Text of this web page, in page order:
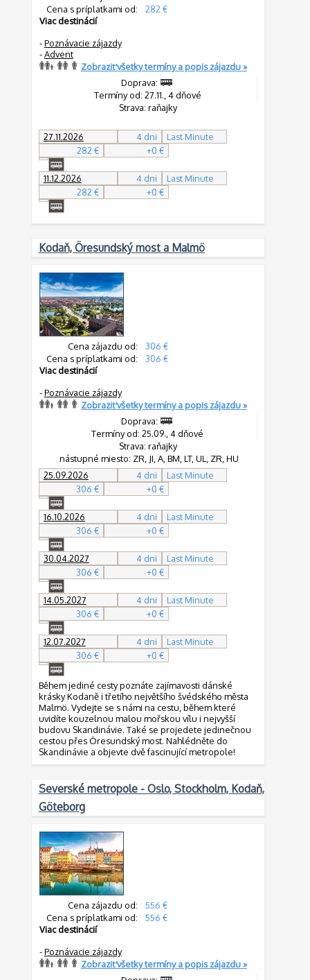
Cena s príplatkami od:
282 €
Viac destinácií
-Poznávacie zájazdy
-Advent
Zobraziť všetky termíny a popis zájazdu »
Doprava:
Termíny od: 27.11., 4 dňové
Strava: raňajky
27.11.2026 4 dni
Last Minute
282 €
+0 €
11.12.2026 4 dni
Last Minute
282 €
+0 €
Kodaň, Öresundský most a Malmö
Cena zájazdu od:
306 €
Cena s príplatkami od:
306 €
Viac destinácií
-Poznávacie zájazdy
Zobraziť všetky termíny a popis zájazdu »
Doprava:
Termíny od: 25.09., 4 dňové
Strava: raňajky
nástupné miesto: ZR, JI, A, BM, LT, UL, ZR, HU
25.09.2026
4 dni
Last Minute
306 €
+0 €
16.10.2026 4 dni
Last Minute
306 €
+0 €
30.04.2027 4 dni
Last Minute
306 €
+0 €
14.05.2027 4 dni
Last Minute
306 €
+0 €
12.07.2027 4 dni
Last Minute
306 €
+0 €
Během jediné cesty poznáte zajímavosti dánské
krásky Kodaně i třetího největšího švédského města
Malmö. Vydejte se s námi na cestu, během které
uvidíte kouzelnou malou mořskou vílu i nejvyšší
budovu Skandinávie. Také se projedete jedinečnou
cestou přes Öresundský most. Nahlédněte do
Skandinávie a objevte dvě fascinující metropole!
Severské metropole - Oslo, Stockholm, Kodaň,
Göteborg
Cena zájazdu od:
556 €
Cena s príplatkami od:
556 €
Viac destinácií
-Poznávacie zájazdy
Zobraziť všetky termíny a popis zájazdu »